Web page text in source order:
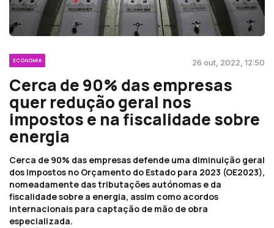
ECONOMIA 26 out, 2022, 12:50
Cerca de 90% das empresas
quer redução geral nos
impostos e na fiscalidade sobre
energia
Cerca de 90% das empresas defende uma diminuição geral
dos impostos no Orçamento do Estado para 2023 (OE2023),
nomeadamente das tributações autónomas e da
fiscalidade sobre a energia, assim como acordos
internacionais para captação de mão de obra
especializada.